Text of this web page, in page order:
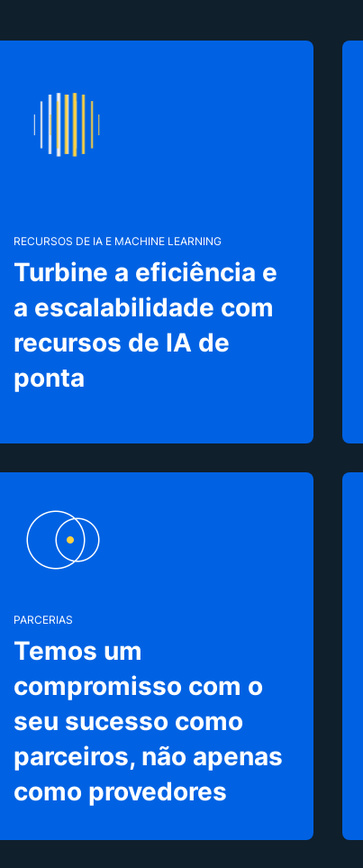
RECURSOS DE IA E MACHINE LEARNING
Turbine a eficiência e
a escalabilidade com
recursos de IA de
ponta
PARCERIAS
Temos um
compromisso com o
seu sucesso como
parceiros, não apenas
como provedores